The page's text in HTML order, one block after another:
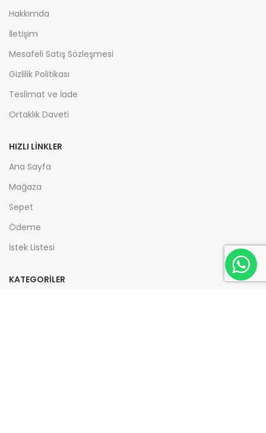
Hakkımda
İletişim
Mesafeli Satış Sözleşmesi
Gizlilik Politikası
Teslimat ve İade
Ortaklık Daveti
HIZLI LİNKLER
Ana Sayfa
Mağaza
Sepet
Ödeme
İstek Listesi
KATEGORİLER